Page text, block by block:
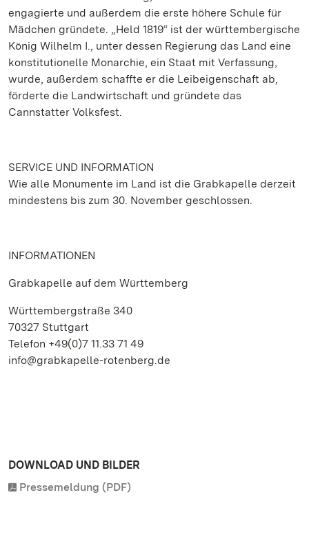
engagierte und außerdem die erste höhere Schule für
Mädchen gründete. „Held 1819“ ist der württembergische
König Wilhelm I., unter dessen Regierung das Land eine
konstitutionelle Monarchie, ein Staat mit Verfassung,
wurde, außerdem schaffte er die Leibeigenschaft ab,
förderte die Landwirtschaft und gründete das
Cannstatter Volksfest.
SERVICE UND INFORMATION
Wie alle Monumente im Land ist die Grabkapelle derzeit
mindestens bis zum 30. November geschlossen.
INFORMATIONEN
Grabkapelle auf dem Württemberg
Württembergstraße 340
70327 Stuttgart
Telefon +49(0)7 11.33 71 49
info@grabkapelle-rotenberg.de
DOWNLOAD UND BILDER
Pressemeldung (PDF)